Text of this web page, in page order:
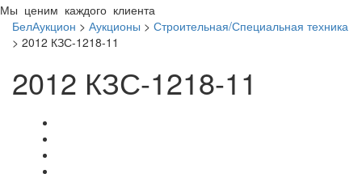
Мы ценим каждого клиента
БелАукцион > Аукционы > Строительная/Специальная техника
> 2012 КЗС-1218-11
2012 КЗС-1218-11